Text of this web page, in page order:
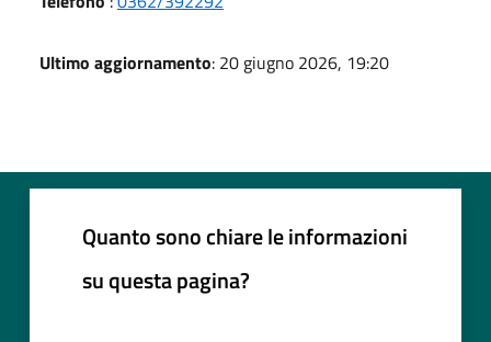
Ultimo aggiornamento: 20 giugno 2026, 19:20
Quanto sono chiare le informazioni
su questa pagina?